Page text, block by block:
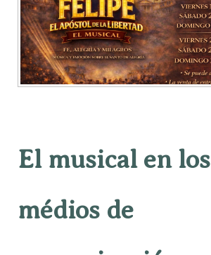
El musical en los
médios de